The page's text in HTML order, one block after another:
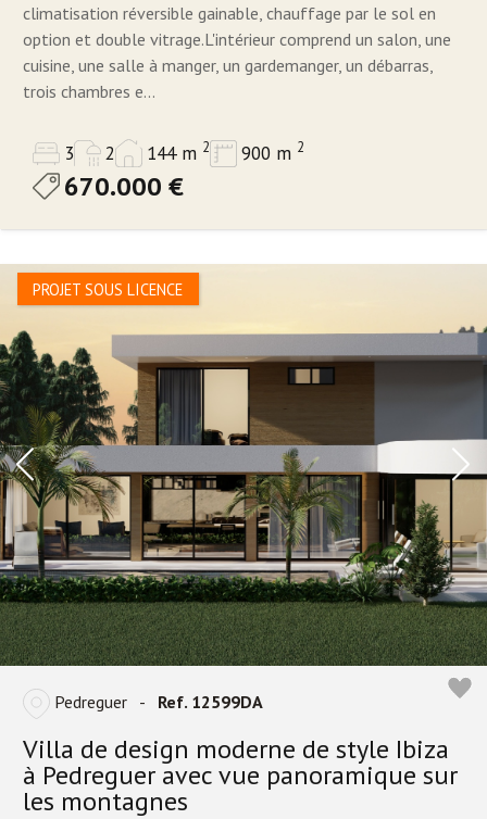
climatisation réversible gainable, chauffage par le sol en
option et double vitrage.L'intérieur comprend un salon, une
cuisine, une salle à manger, un gardemanger, un débarras,
trois chambres e...
3 2 144 m 2 900 m 2
670.000 €
PROJET SOUS LICENCE
Pedreguer - Ref. 12599DA
Villa de design moderne de style Ibiza
à Pedreguer avec vue panoramique sur
les montagnes